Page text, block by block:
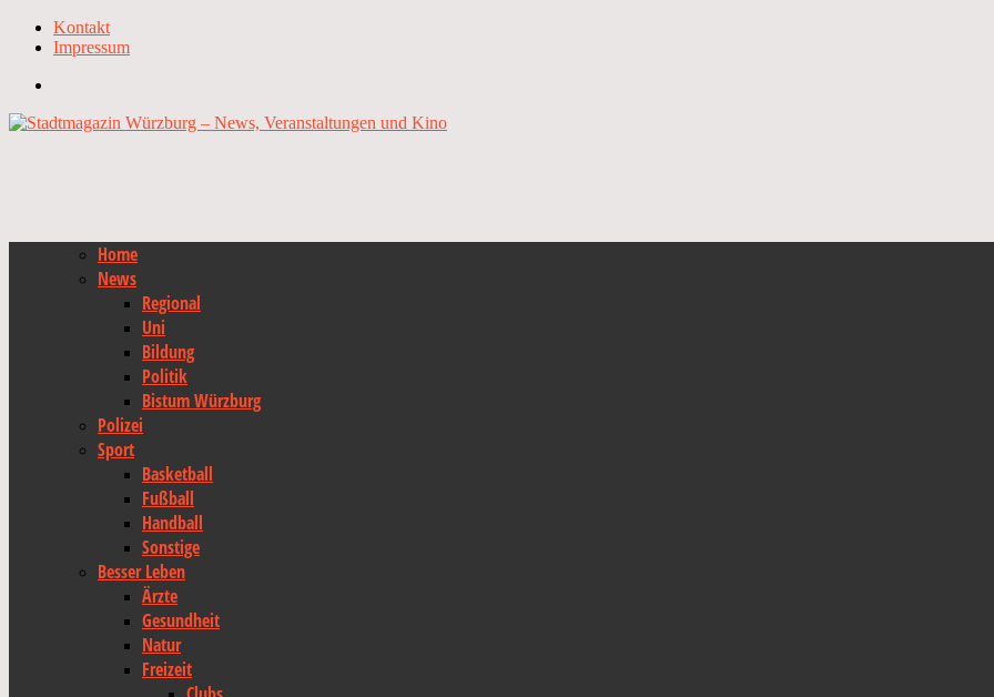
Kontakt
Impressum
Home
News
Regional
Uni
Bildung
Politik
Bistum Würzburg
Polizei
Sport
Basketball
Fußball
Handball
Sonstige
Besser Leben
Ärzte
Gesundheit
Natur
Freizeit